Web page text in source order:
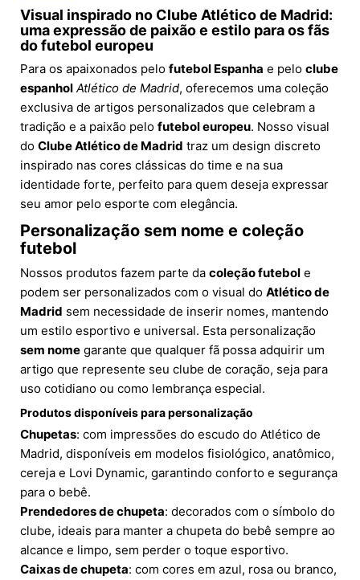
Visual inspirado no Clube Atlético de Madrid:
uma expressão de paixão e estilo para os fãs
do futebol europeu
Para os apaixonados pelo futebol Espanha e pelo clube
espanhol Atlético de Madrid, oferecemos uma coleção
exclusiva de artigos personalizados que celebram a
tradição e a paixão pelo futebol europeu. Nosso visual
do Clube Atlético de Madrid traz um design discreto
inspirado nas cores clássicas do time e na sua
identidade forte, perfeito para quem deseja expressar
seu amor pelo esporte com elegância.
Personalização sem nome e coleção
futebol
Nossos produtos fazem parte da coleção futebol e
podem ser personalizados com o visual do Atlético de
Madrid sem necessidade de inserir nomes, mantendo
um estilo esportivo e universal. Esta personalização
sem nome garante que qualquer fã possa adquirir um
artigo que represente seu clube de coração, seja para
uso cotidiano ou como lembrança especial.
Produtos disponíveis para personalização
Chupetas: com impressões do escudo do Atlético de
Madrid, disponíveis em modelos fisiológico, anatômico,
cereja e Lovi Dynamic, garantindo conforto e segurança
para o bebê.
Prendedores de chupeta: decorados com o símbolo do
clube, ideais para manter a chupeta do bebê sempre ao
alcance e limpo, sem perder o toque esportivo.
Caixas de chupeta: com cores em azul, rosa ou branco,